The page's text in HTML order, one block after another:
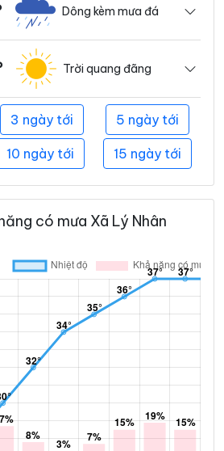
Dông kèm mưa đá
Trời quang đãng
3 ngày tới 5 ngày tới
10 ngày tới 15 ngày tới
có mưa Xã Lý Nhân